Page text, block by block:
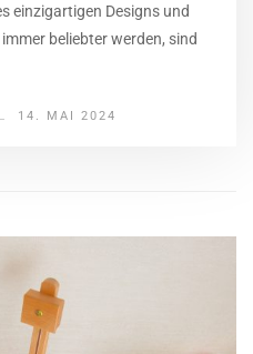
einzigartigen Designs und
beliebter werden, sind
14. MAI 2024